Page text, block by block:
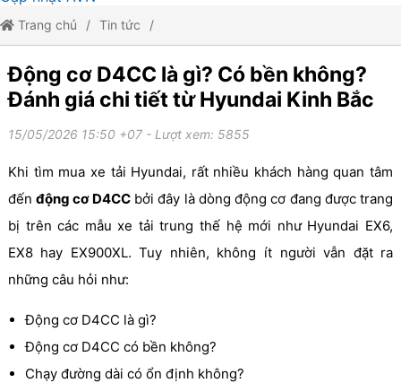
Trang chủ Tin tức
Động cơ D4CC là gì? Có bền không? Đánh giá chi tiết từ Hyundai
Kinh Bắc
Động cơ D4CC là gì? Có bền không?
Đánh giá chi tiết từ Hyundai Kinh Bắc
15/05/2026 15:50 +07 - Lượt xem: 5855
Khi tìm mua xe tải Hyundai, rất nhiều khách hàng quan tâm
đếnđộng cơ D4CCbởi đây là dòng động cơ đang được trang
bị trên các mẫu xe tải trung thế hệ mới như Hyundai EX6,
EX8 hay EX900XL. Tuy nhiên, không ít người vẫn đặt ra
những câu hỏi như:
Động cơ D4CC là gì?
Động cơ D4CC có bền không?
Chạy đường dài có ổn định không?